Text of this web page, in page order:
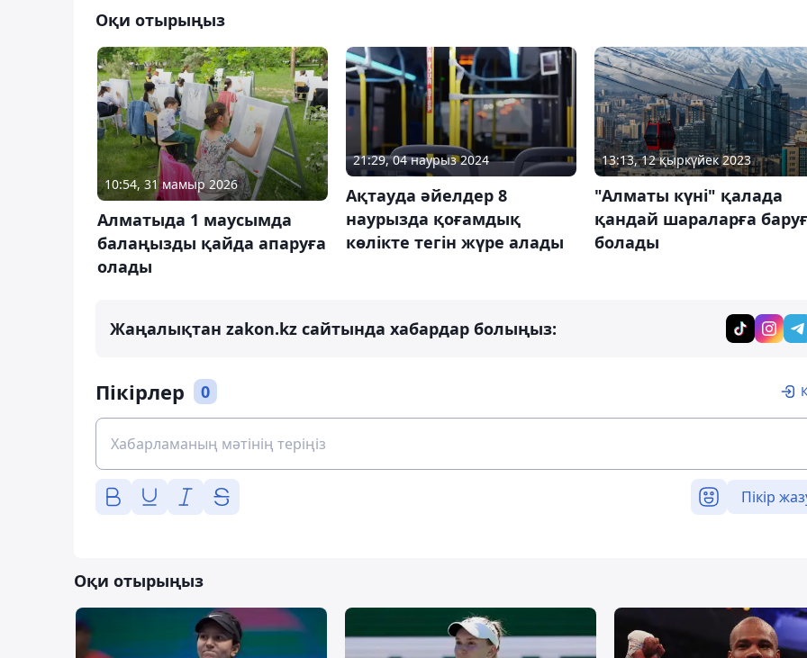
Оқи отырыңыз
10:54, 31 мамыр 2026
Алматыда 1 маусымда
балаңызды қайда апаруға
олады
21:29, 04 наурыз 2024
Ақтауда әйелдер 8
наурызда қоғамдық
көлікте тегін жүре алады
13:13, 12 қыркүйек 2023
"Алматы күні" қалада
қандай шараларға
болады
Жаңалықтан zakon.kz сайтында хабардар болыңыз:
Пікірлер 0
Пікір
Оқи отырыңыз